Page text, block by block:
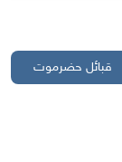
قبائل حضرموت